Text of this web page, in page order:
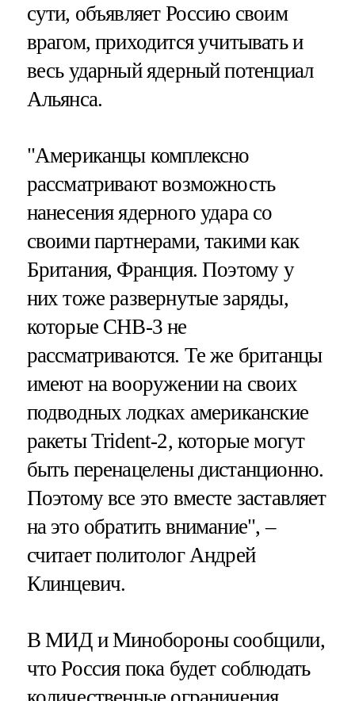
сути, объявляет Россию своим
врагом, приходится учитывать и
весь ударный ядерный потенциал
Альянса.
"Американцы комплексно
рассматривают возможность
нанесения ядерного удара со
своими партнерами, такими как
Британия, Франция. Поэтому у
них тоже развернутые заряды,
которые СНВ-3 не
рассматриваются. Те же британцы
имеют на вооружении на своих
подводных лодках американские
ракеты Trident-2, которые могут
быть перенацелены дистанционно.
Поэтому все это вместе заставляет
на это обратить внимание", –
считает политолог Андрей
Клинцевич.
В МИД и Минобороны сообщили,
что Россия пока будет соблюдать